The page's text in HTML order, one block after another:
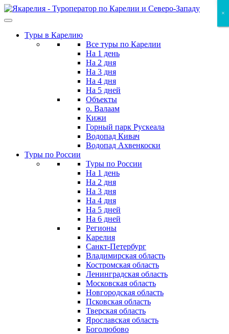
Skip
to
contentТуры в Карелию
Все туры по Карелии
На 1 день
На 2 дня
На 3 дня
На 4 дня
На 5 дней
Объекты
о. Валаам
Кижи
Горный парк Рускеала
Водопад Кивач
Водопад Ахвенкоски
Туры по России
Туры по России
На 1 день
На 2 дня
На 3 дня
На 4 дня
На 5 дней
На 6 дней
Регионы
Карелия
Санкт-Петербург
Владимирская область
Костромская область
Ленинградская область
Московская область
Новгородская область
Псковская область
Тверская область
Ярославская область
Боголюбово
×
×
×